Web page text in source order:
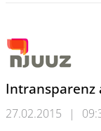
Intransparenz
27.02.2015 |